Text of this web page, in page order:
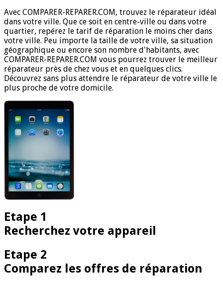
Avec COMPARER-REPARER.COM, trouvez le réparateur idéal
dans votre ville. Que ce soit en centre-ville ou dans votre
quartier, repérez le tarif de réparation le moins cher dans
votre ville. Peu importe la taille de votre ville, sa situation
géographique ou encore son nombre d'habitants, avec
COMPARER-REPARER.COM vous pourrez trouver le meilleur
réparateur près de chez vous et en quelques clics.
Découvrez sans plus attendre le réparateur de votre ville le
plus proche de votre domicile.
Etape 1
Recherchez votre appareil
Etape 2
Comparez les offres de réparation